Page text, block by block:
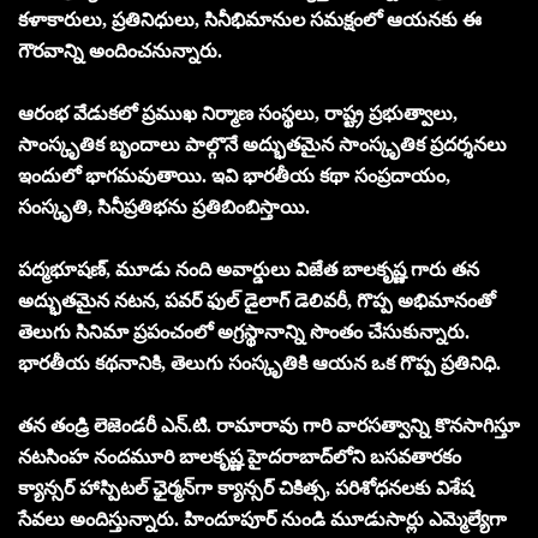
కళాకారులు, ప్రతినిధులు, సినీభిమానుల సమక్షంలో ఆయనకు ఈ
గౌరవాన్ని అందించనున్నారు.
ఆరంభ వేడుకలో ప్రముఖ నిర్మాణ సంస్థలు, రాష్ట్ర ప్రభుత్వాలు,
సాంస్కృతిక బృందాలు పాల్గొనే అద్భుతమైన సాంస్కృతిక ప్రదర్శనలు
ఇందులో భాగమవుతాయి. ఇవి భారతీయ కథా సంప్రదాయం,
సంస్కృతి, సినీప్రతిభను ప్రతిబింబిస్తాయి.
పద్మభూషణ్, మూడు నంది అవార్డులు విజేత బాలకృష్ణ గారు తన
అద్భుతమైన నటన, పవర్ ఫుల్ డైలాగ్ డెలివరీ, గొప్ప అభిమానంతో
తెలుగు సినిమా ప్రపంచంలో అగ్రస్థానాన్ని సొంతం చేసుకున్నారు.
భారతీయ కథనానికి, తెలుగు సంస్కృతికి ఆయన ఒక గొప్ప ప్రతినిధి.
తన తండ్రి లెజెండరీ ఎన్.టి. రామారావు గారి వారసత్వాన్ని కొనసాగిస్తూ
నటసింహ నందమూరి బాలకృష్ణ హైదరాబాద్‌లోని బసవతారకం
క్యాన్సర్ హాస్పిటల్ ఛైర్మన్‌గా క్యాన్సర్ చికిత్స, పరిశోధనలకు విశేష
సేవలు అందిస్తున్నారు. హిందూపూర్ నుండి మూడుసార్లు ఎమ్మెల్యేగా